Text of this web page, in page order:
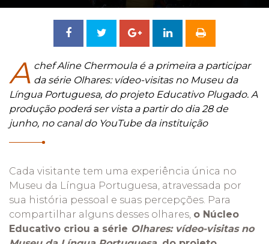
Compartilhar
Facebook
TweetarCompartilhar
no
Google
+
A chef Aline Chermoula é a primeira a participar
da série Olhares: vídeo-visitas no Museu da
Língua Portuguesa, do projeto Educativo Plugado. A
produção poderá ser vista a partir do dia 28 de
junho, no canal do YouTube da instituição
Cada visitante tem uma experiência única no
Museu da Língua Portuguesa, atravessada por
sua história pessoal e suas percepções. Para
compartilhar alguns desses olhares, o Núcleo
Educativo criou a série Olhares: vídeo-visitas no